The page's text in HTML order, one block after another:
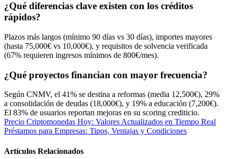
¿Qué diferencias clave existen con los créditos
rápidos?
Plazos más largos (mínimo 90 días vs 30 días), importes mayores
(hasta 75,000€ vs 10,000€), y requisitos de solvencia verificada
(67% requieren ingresos mínimos de 800€/mes).
¿Qué proyectos financian con mayor frecuencia?
Según CNMV, el 41% se destina a reformas (media 12,500€), 29%
a consolidación de deudas (18,000€), y 19% a educación (7,200€).
El 83% de usuarios reportan mejoras en su scoring crediticio.
Navegación
de
entradas
Precio Criptomonedas Hoy: Valores Actualizados en Tiempo Real
Préstamos para Empresas: Tipos, Ventajas y Condiciones
Artículos Relacionados